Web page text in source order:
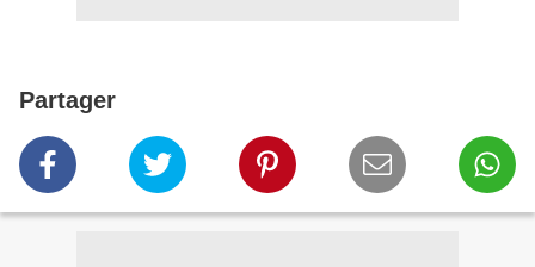
Partager